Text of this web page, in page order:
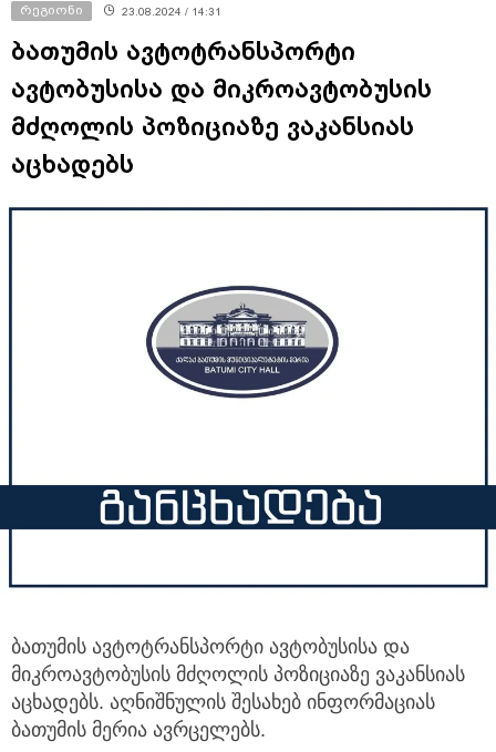
რეგიონი 23.08.2024 / 14:31
ბათუმის ავტოტრანსპორტი
ავტობუსისა და მიკროავტობუსის
მძღოლის პოზიციაზე ვაკანსიას
აცხადებს
ბათუმის ავტოტრანსპორტი ავტობუსისა და
მიკროავტობუსის მძღოლის პოზიციაზე ვაკანსიას
აცხადებს. აღნიშნულის შესახებ ინფორმაციას
ბათუმის მერია ავრცელებს.